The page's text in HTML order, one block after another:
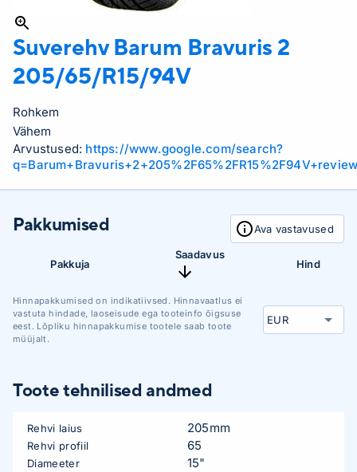
Suverehv Barum Bravuris 2
205/65/R15/94V
Rohkem
Vähem
Arvustused: https://www.google.com/search?
Pakkumised Ava vastavused
Pakkuja
Saadavus
Hind
Hinnapakkumised on indikatiivsed. Hinnavaatlus ei
vastuta hindade, laoseisude ega tooteinfo õigsuse
eest. Lõpliku hinnapakkumise tootele saab toote
müüjalt.
Toote tehnilised andmed
Rehvi laius 205mm
Rehvi profiil 65
Diameeter 15"